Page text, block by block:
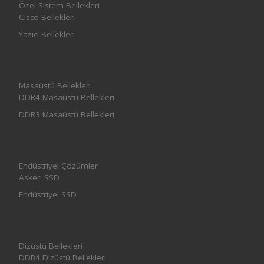
Özel Sistem Bellekleri
Cisco Bellekleri
Yazıcı Bellekleri
Masaüstü Bellekleri
DDR4 Masaüstü Bellekleri
DDR3 Masaüstü Bellekleri
Endüstriyel Çözümler
Askeri SSD
Endüstriyel SSD
Dizüstü Bellekleri
DDR4 Dizüstü Bellekleri